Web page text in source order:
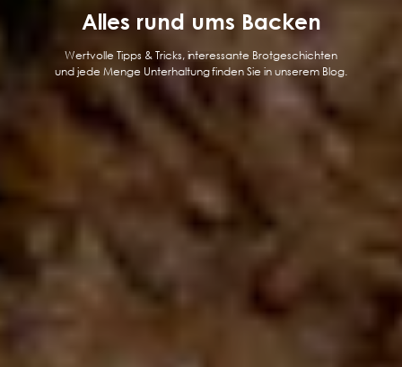
Alles rund ums Backen
Wertvolle Tipps & Tricks, interessante Brotgeschichten
und jede Menge Unterhaltung finden Sie in unserem Blog.